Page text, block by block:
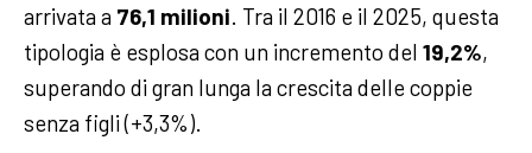
arrivata a 76,1 milioni. Tra il 2016 e il 2025, questa
tipologia è esplosa con un incremento del 19,2%,
superando di gran lunga la crescita delle coppie
senza figli (+3,3%).